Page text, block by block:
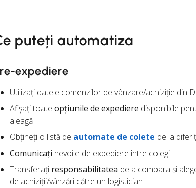
puteți automatiza
expediere
Utilizați datele comenzilor de vânzare/achiziție din
Afișați toate opțiunile de expediere disponibile
aleagă
Obțineți o listă de automate de colete de la
Comunicați nevoile de expediere între colegi
Transferați responsabilitatea de a compara și
de achiziții/vânzări către un logistician